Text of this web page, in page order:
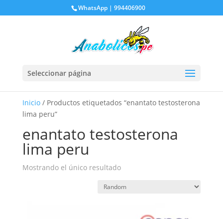
WhatsApp | 994406900
Seleccionar página
Inicio/ Productos etiquetados “enantato testosterona
lima peru”
enantato testosterona
lima peru
Mostrando el único resultado